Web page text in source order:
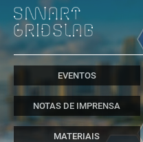
EVENTOS
NOTAS DE IMPRENSA
MATERIAIS